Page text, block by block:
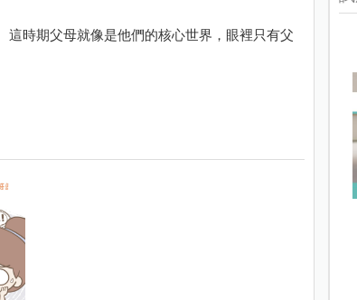
時期父母就像是他們的核心世界，眼裡只有父